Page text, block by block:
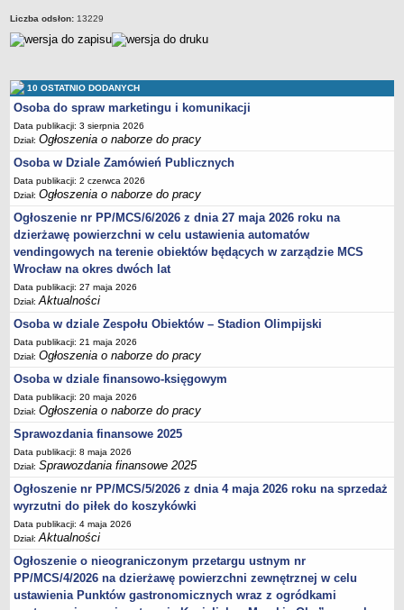
Liczba odsłon: 13229
10 OSTATNIO DODANYCH
Osoba do spraw marketingu i komunikacji
Data publikacji: 3 sierpnia 2026
Dział:Ogłoszenia o naborze do pracy
Osoba w Dziale Zamówień Publicznych
Data publikacji: 2 czerwca 2026
Dział:Ogłoszenia o naborze do pracy
Ogłoszenie nr PP/MCS/6/2026 z dnia 27 maja 2026 roku na
dzierżawę powierzchni w celu ustawienia automatów
vendingowych na terenie obiektów będących w zarządzie MCS
Wrocław na okres dwóch lat
Data publikacji: 27 maja 2026
Dział:Aktualności
Osoba w dziale Zespołu Obiektów – Stadion Olimpijski
Data publikacji: 21 maja 2026
Dział:Ogłoszenia o naborze do pracy
Osoba w dziale finansowo-księgowym
Data publikacji: 20 maja 2026
Dział:Ogłoszenia o naborze do pracy
Sprawozdania finansowe 2025
Data publikacji: 8 maja 2026
Dział:Sprawozdania finansowe 2025
Ogłoszenie nr PP/MCS/5/2026 z dnia 4 maja 2026 roku na sprzedaż
wyrzutni do piłek do koszykówki
Data publikacji: 4 maja 2026
Dział:Aktualności
Ogłoszenie o nieograniczonym przetargu ustnym nr
PP/MCS/4/2026 na dzierżawę powierzchni zewnętrznej w celu
ustawienia Punktów gastronomicznych wraz z ogródkami